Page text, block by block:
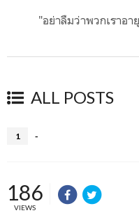
"อย่าลืมว่าพวกเราอ
ALL POSTS
1 -
186
VIEWS